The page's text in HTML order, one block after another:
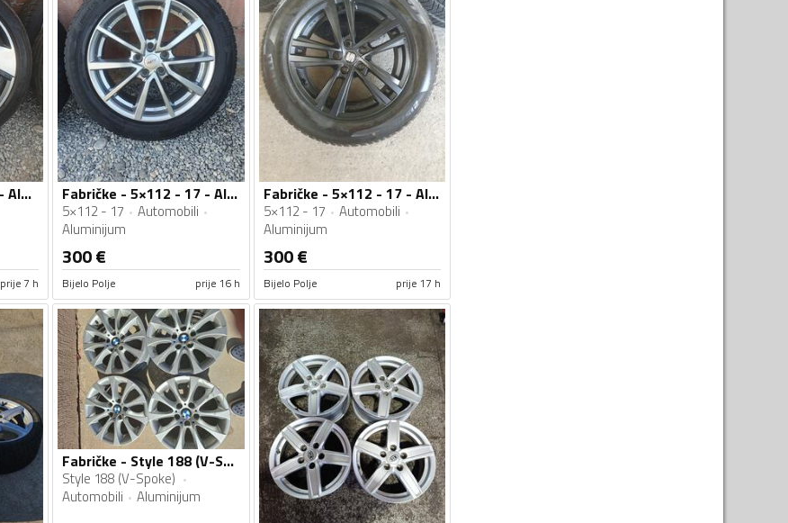
Fabričke - 18" golf 8 - Aluminijum felne
prije 7 h
Fabričke - 5×112 - 17 - Aluminijum felne
5×112 - 17
Automobili
Aluminijum
300€
Bijelo Polje prije 16 h
Fabričke - 5×112 - 17 - Aluminijum felne
5×112 - 17
Automobili
Aluminijum
300€
Bijelo Polje prije 17 h
Fabričke - Style 188 (V-Spoke) - Aluminijum felne
Style 188 (V-Spoke)
Automobili
Aluminijum